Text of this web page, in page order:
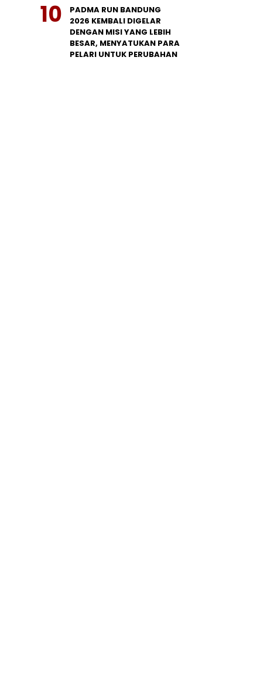
PADMA RUN BANDUNG
2026 KEMBALI DIGELAR
DENGAN MISI YANG LEBIH
BESAR, MENYATUKAN PARA
PELARI UNTUK PERUBAHAN